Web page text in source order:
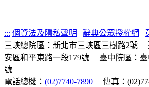
::: 個資法及隱私聲明 | 辭典公眾授權網 |
三峽總院區：新北市三峽區三樹路2號
安區和平東路一段179號
臺中院區：
號
電話總機： (02)7740-7890 傳真：